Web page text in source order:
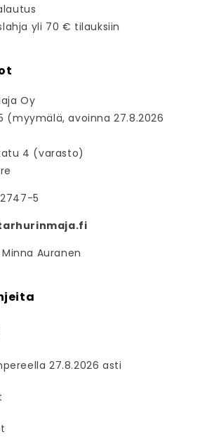
yli 70 € tilauksiin
Oy
(myymälä, avoinna 27.8.2026
4 (varasto)
5
Auranen
27.8.2026 asti